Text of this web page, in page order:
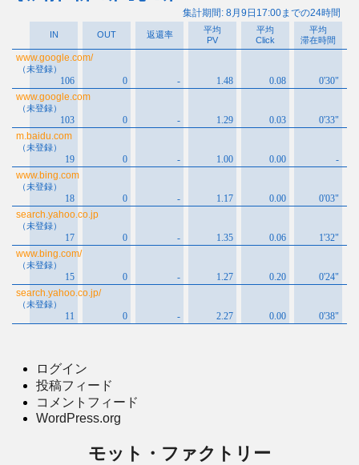
ログイン
投稿フィード
コメントフィード
WordPress.org
モット・ファクトリー